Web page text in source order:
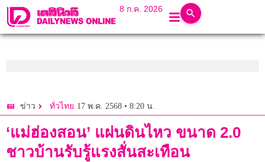
8 ก.ค. 2026
ข่าว ทั่วไทย 17 พ.ค. 2568 • 8:20 น.
‘แม่ฮ่องสอน’ แผ่นดินไหว ขนาด 2.0
ชาวบ้านรับรู้แรงสั่นสะเทือน